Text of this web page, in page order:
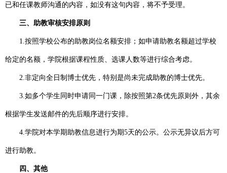
已和任课教师沟通的内容，如没有这句内容，将不予受理。
三、助教审核安排原则
1.按照学校公布的助教岗位名额安排；如申请助教名额超过学校
给定的名额，学院根据课程性质、选课人数等进行综合考虑。
2. 非定向全日制博士优先，特别是尚未完成助教的博士优先。
3.如多个学生同时申请同一门课，除按照第2条优先原则外，其余
根据学生发送邮件的先后顺序进行安排。
4.学院对本学期助教信息进行为期5天的公示。公示无异议后方可
进行助教。
四、其他